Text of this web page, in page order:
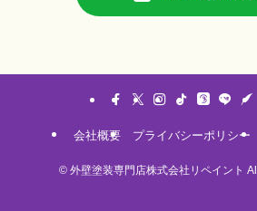
会社概要 プライバシーポリシー
© 外壁塗装専門店株式会社リペイント